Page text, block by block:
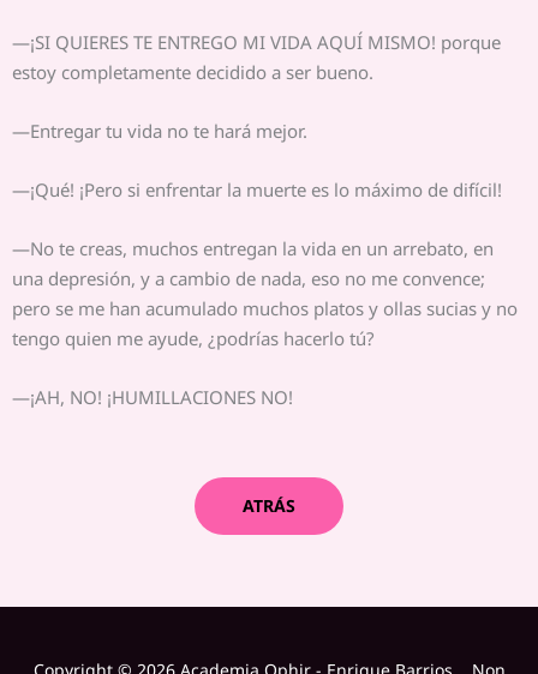
—¡SI QUIERES TE ENTREGO MI VIDA AQUÍ MISMO! porque
estoy completamente decidido a ser bueno.
—Entregar tu vida no te hará mejor.
—¡Qué! ¡Pero si enfrentar la muerte es lo máximo de difícil!
—No te creas, muchos entregan la vida en un arrebato, en
una depresión, y a cambio de nada, eso no me convence;
pero se me han acumulado muchos platos y ollas sucias y no
tengo quien me ayude, ¿podrías hacerlo tú?
—¡AH, NO! ¡HUMILLACIONES NO!
ATRÁS